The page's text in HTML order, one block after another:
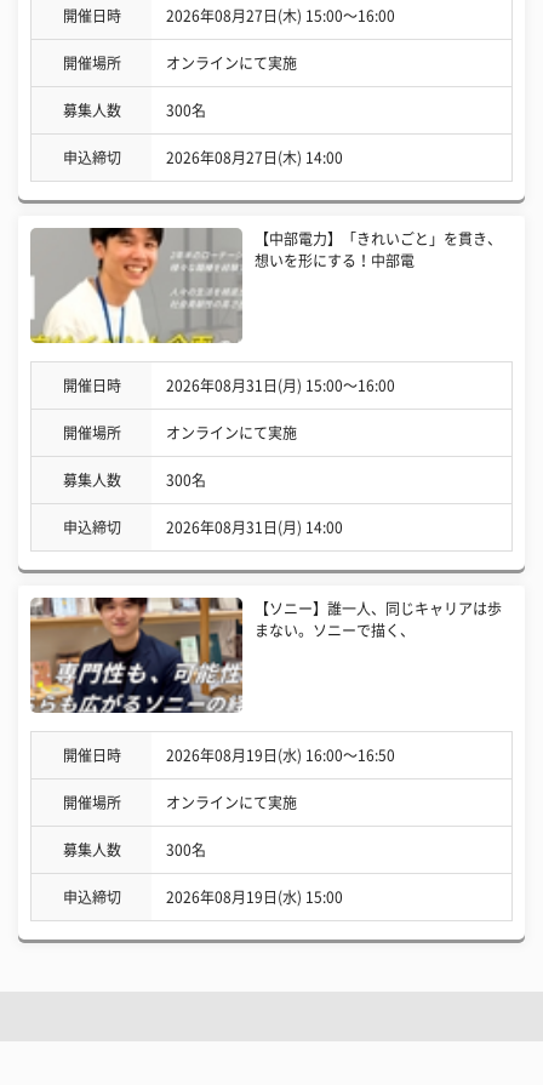
開催日時 2026年08月27日(木) 15:00〜16:00
開催場所 オンラインにて実施
募集人数 300名
申込締切 2026年08月27日(木) 14:00
【中部電力】「きれいごと」を貫き、
想いを形にする！中部電
開催日時 2026年08月31日(月) 15:00〜16:00
開催場所 オンラインにて実施
募集人数 300名
申込締切 2026年08月31日(月) 14:00
【ソニー】誰一人、同じキャリアは歩
まない。ソニーで描く、
開催日時 2026年08月19日(水) 16:00〜16:50
開催場所 オンラインにて実施
募集人数 300名
申込締切 2026年08月19日(水) 15:00